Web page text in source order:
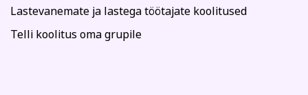
Lastevanemate ja lastega töötajate koolitused
Telli koolitus oma grupile